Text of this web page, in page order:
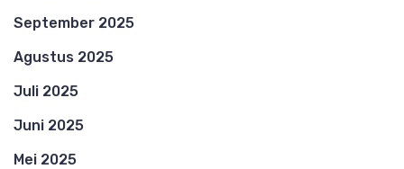
September 2025
Agustus 2025
Juli 2025
Juni 2025
Mei 2025